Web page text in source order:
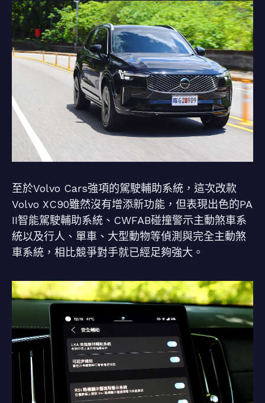
至於Volvo Cars強項的駕駛輔助系統，這次改款
Volvo XC90雖然沒有增添新功能，但表現出色的PA
II智能駕駛輔助系統、CWFAB碰撞警示主動煞車系
統以及行人、單車、大型動物等偵測與完全主動煞
車系統，相比競爭對手就已經足夠強大。